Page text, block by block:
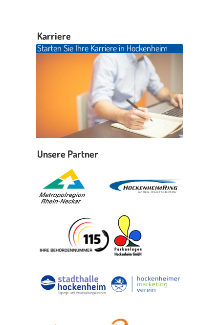
Karriere
Starten Sie Ihre Karriere in Hockenheim
Unsere Partner